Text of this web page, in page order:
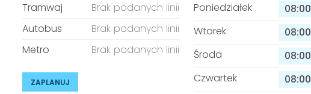
Tramwaj
Brak podanych linii
Autobus
Brak podanych linii
Metro
Brak podanych linii
ZAPLANUJ
Poniedziałek 08:00
Wtorek
08:00
Środa
08:00
Czwartek
08:00